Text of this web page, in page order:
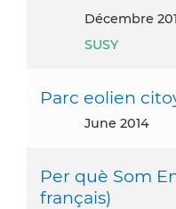
décembre
SUSY
Parc eolien
June 2014
Per què Som
français)